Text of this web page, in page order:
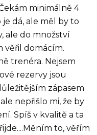
minimálně 4
dá, ale měl by to
ale do množství
věřil domácím.
trenéra. Nejsem
rezervy jsou
zápasem
nepřišlo mi, že by
Spíš v kvalitě a ta
to, věřím